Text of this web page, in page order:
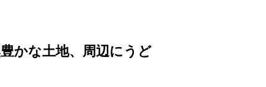
かな土地、周辺にうど